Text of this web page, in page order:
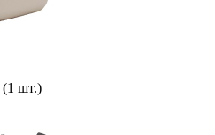
(1 шт.)